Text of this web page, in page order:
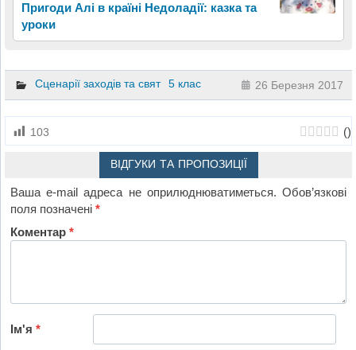
Пригоди Алі в країні Недоладії: казка та
уроки
Сценарії заходів та свят 5 клас 26 Березня 2017
103 ()
ВІДГУКИ ТА ПРОПОЗИЦІЇ
Ваша e-mail адреса не оприлюднюватиметься. Обов’язкові
поля позначені*
Коментар*
Ім'я*